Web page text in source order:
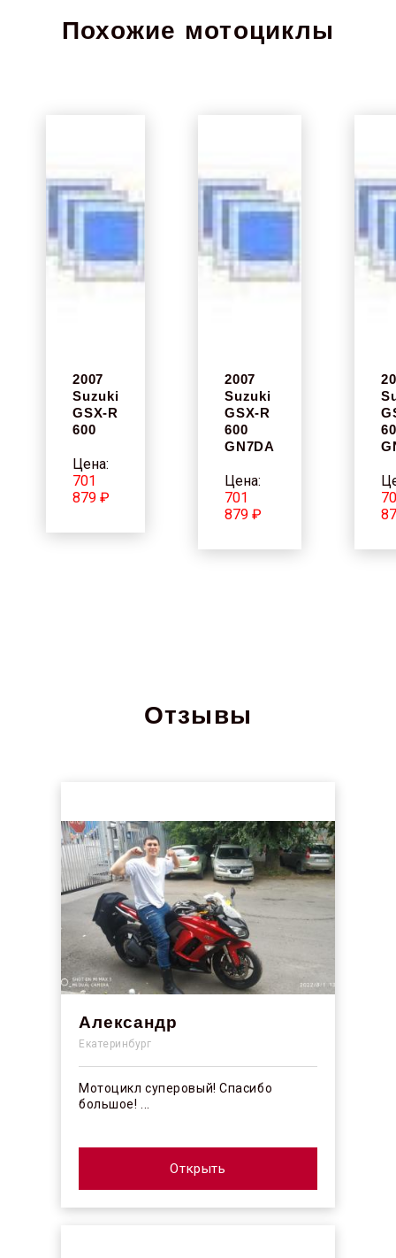
Похожие мотоциклы
2007
Suzuki
GSX-R
600
Цена:
701
879 ₽
2007
Suzuki
GSX-R
600
GN7DA
Цена:
701
879 ₽
Отзывы
Александр
Екатеринбург
Мотоцикл суперовый! Спасибо
большое! ...
Открыть